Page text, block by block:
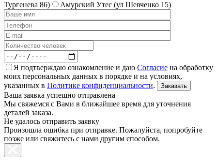
Тургенева 86)
Амурский Утес (ул Шевченко 15)
Я подтверждаю ознакомление и даю Согласие на обработку
моих персональных данных в порядке и на условиях,
указанных в Политике конфиденциальности.
Ваша заявка успешно отправлена
Мы свяжемся с Вами в ближайшее время для уточнения
деталей заказа.
Не удалось отправить заявку
Произошла ошибка при отправке. Пожалуйста, попробуйте
позже или свяжитесь с нами другим способом.